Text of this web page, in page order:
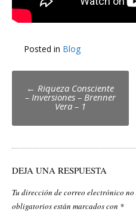
Posted in Blog
Post
navigation
← Riqueza Consciente
– Inversiones – Brenner
Vera – 1
DEJA UNA RESPUESTA
Tu dirección de correo electrónico
obligatorios están marcados con *